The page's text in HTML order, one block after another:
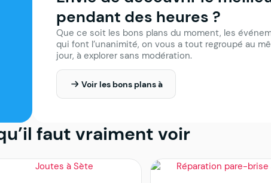
pendant des heures ?
Que ce soit les bons plans du moment, les
qui font l’unanimité, on vous a tout regroupé au
jour, à explorer sans modération.
Voir les bons plans à
faut vraiment voir